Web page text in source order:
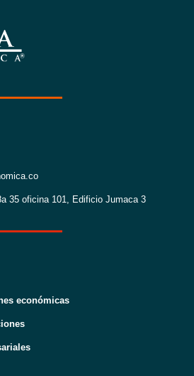
35 oficina 101, Edificio Jumaca 3
económicas